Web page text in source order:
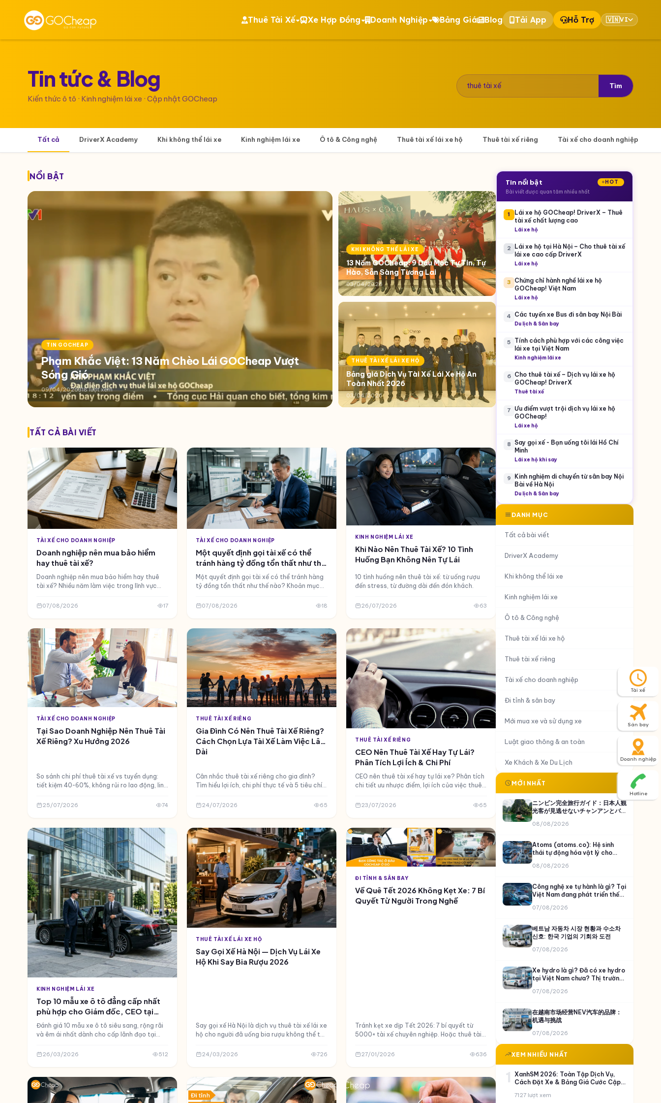
Thuê Tài Xế Xe Hợp Đồng Doanh Nghiệp Bảng Giá Blog Tải App Hỗ Trợ 🇻🇳VI
Tin tức & Blog
Kiến thức ô tô · Kinh nghiệm lái xe · Cập nhật GOCheap
Tìm
Tất cả DriverX Academy Khi không thể lái xe Kinh nghiệm lái xe Ô tô & Công nghệ Thuê tài xế lái xe hộ Thuê tài xế riêng Tài xế cho doanh nghiệp
NỔI BẬT
TIN GOCHEAP
Phạm Khắc Việt: 13 Năm Chèo Lái GOCheap Vượt
Sóng Gió
09/04/2026318 lượt xem
KHI KHÔNG THỂ LÁI XE
13 Năm GOCheap: 9 Dấu Mốc Tự Tin, Tự
Hào, Sẵn Sàng Tương Lai
03/04/2026
THUÊ TÀI XẾ LÁI XE HỘ
Bảng giá Dịch Vụ Tài Xế Lái Xe Hộ An
Toàn Nhất 2026
03/04/2026
TẤT CẢ BÀI VIẾT
TÀI XẾ CHO DOANH NGHIỆP
Doanh nghiệp nên mua bảo hiểm
hay thuê tài xế?
Doanh nghiệp nên mua bảo hiểm hay thuê
tài xế? Nhiều năm làm việc trong lĩnh vực
xúc với các báo cáo tổn thất và hồ sơ yêu
07/08/2026 17
TÀI XẾ CHO DOANH NGHIỆP
Một quyết định gọi tài xế có thể
tránh hàng tỷ đồng tổn thất như thế
nào?
Một quyết định gọi tài xế có thể tránh hàng
tỷ đồng tổn thất như thế nào? Khoản mục
Khoản mục chi phí phát s
07/08/2026 18
KINH NGHIỆM LÁI XE
Khi Nào Nên Thuê Tài Xế? 10 Tình
Huống Bạn Không Nên Tự Lái
10 tình huống nên thuê tài xế: từ uống rượu
đến stress, từ đường dài đến đón khách.
26/07/2026 63
TÀI XẾ CHO DOANH NGHIỆP
Tại Sao Doanh Nghiệp Nên Thuê Tài
Xế Riêng? Xu Hướng 2026
So sánh chi phí thuê tài xế vs tuyển dụng:
tiết kiệm 40-60%, không rủi ro lao động, linh
Service lên ngôi 2026.
25/07/2026 74
THUÊ TÀI XẾ RIÊNG
Gia Đình Có Nên Thuê Tài Xế Riêng?
Cách Chọn Lựa Tài Xế Làm Việc Lâu
Dài
Cân nhắc thuê tài xế riêng cho gia đình?
Tìm hiểu lợi ích, chi phí thực tế và 5 tiêu chí
năm từ người dùng thực tế.
24/07/2026 65
THUÊ TÀI XẾ RIÊNG
CEO Nên Thuê Tài Xế Hay Tự Lái?
Phân Tích Lợi Ích & Chi Phí
CEO nên thuê tài xế hay tự lái xe? Phân tích
chi tiết ưu nhược điểm, lợi ích của việc thuê
thời gian.
23/07/2026 65
KINH NGHIỆM LÁI XE
Top 10 mẫu xe ô tô đẳng cấp nhất
phù hợp cho Giám đốc, CEO tại
Việt Nam
Đánh giá 10 mẫu xe ô tô siêu sang, rộng rãi
và êm ái nhất dành cho cấp lãnh đạo tại
phục vụ Giám đốc chuyên nghiệp, tận tâm.
26/03/2026 512
THUÊ TÀI XẾ LÁI XE HỘ
Say Gọi Xế Hà Nội — Dịch Vụ Lái Xe
Hộ Khi Say Bia Rượu 2026
Say gọi xế Hà Nội là dịch vụ thuê tài xế lái xe
hộ cho người đã uống bia rượu không thể tự
bạn về nhà an toàn — chỉ từ 499.000đ, có
24/03/2026 726
ĐI TỈNH & SÂN BAY
Về Quê Tết 2026 Không Kẹt Xe: 7 Bí
Quyết Từ Người Trong Nghề
Tránh kẹt xe dịp Tết 2026: 7 bí quyết từ
5000+ tài xế chuyên nghiệp. Hoặc thuê tài
15%.27/01/2026 636
Tin nổi bật
HOT
Bài viết được quan tâm nhiều nhất
1
Lái xe hộ GOCheap! DriverX – Thuê
tài xế chất lượng cao
Lái xe hộ
2 Lái xe hộ tại Hà Nội – Cho thuê tài xế
lái xe cao cấp DriverX
Lái xe hộ
3 Chứng chỉ hành nghề lái xe hộ
GOCheap! Việt Nam
Lái xe hộ
4 Các tuyến xe Bus đi sân bay Nội Bài
Du lịch & Sân bay
5
Tính cách phù hợp với các công việc
lái xe tại Việt Nam
Kinh nghiệm lái xe
6
Cho thuê tài xế – Dịch vụ lái xe hộ
GOCheap! DriverX
Thuê tài xế
7
Ưu điểm vượt trội dịch vụ lái xe hộ
GOCheap!
Lái xe hộ
8
Say gọi xế - Bạn uống tôi lái Hồ Chí
Minh
Lái xe hộ khi say
9
Kinh nghiệm di chuyển từ sân bay Nội
Bài về Hà Nội
Du lịch & Sân bay
DANH MỤC
Tất cả bài viết
DriverX Academy
Khi không thể lái xe
Kinh nghiệm lái xe
Ô tô & Công nghệ
Thuê tài xế lái xe hộ
Thuê tài xế riêng
Tài xế cho doanh nghiệp
Đi tỉnh & sân bay
Mới mua xe và sử dụng xe
Luật giao thông & an toàn
Xe Khách & Xe Du Lịch
MỚI NHẤT
ニンビン完全旅行ガイド：日本人観
光客が見逃せないチャンアンとバイ
08/08/2026
Atoms (atoms.co): Hệ sinh
thái tự động hóa vật lý cho
tải
08/08/2026
Công nghệ xe tự hành là gì? Tại
Việt Nam đang phát triển thế
07/08/2026
베트남 자동차 시장 현황과 수소차
신호: 한국 기업의 기회와 도전
07/08/2026
Xe hydro là gì? Đã có xe hydro
tại Việt Nam chưa? Thị trường
07/08/2026
在越南市场经营NEV汽车的品牌：
机遇与挑战
07/08/2026
XEM NHIỀU NHẤT
1 XanhSM 2026: Toàn Tập Dịch Vụ,
Cách Đặt Xe & Bảng Giá Cước Cập
7127 lượt xem
Tài xế
Sân bay
Doanh nghiệp
Hotline